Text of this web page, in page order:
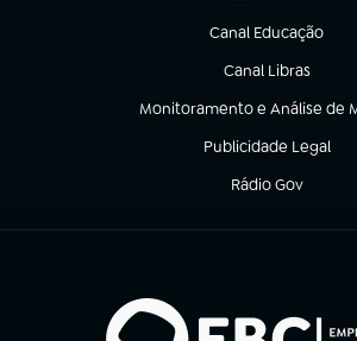
Canal Educação
(abre em nova aba)
Canal Libras
(abre em nova aba)
Monitoramento e Análise de
(abre em nova aba)
Publicidade Legal
(abre em nova aba)
Rádio Gov
(abre em nova aba)